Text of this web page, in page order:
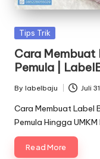
Posted
Tips Trik
Cara Membuat
Pemula |
Posted
by
By labelbaju Juli
Cara Membuat Label
Pemula Hingga
Read More